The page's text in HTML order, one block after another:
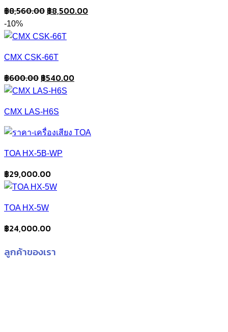
฿8,560.00 Original
was:
฿8,500.00Current
-10%
CMX CSK-66T
฿600.00 Original
price
฿600.00.
฿540.00Current
CMX LAS-H6S
TOA HX-5B-WP
฿29,000.00
TOA HX-5W
฿24,000.00
ลูกค้าของเรา